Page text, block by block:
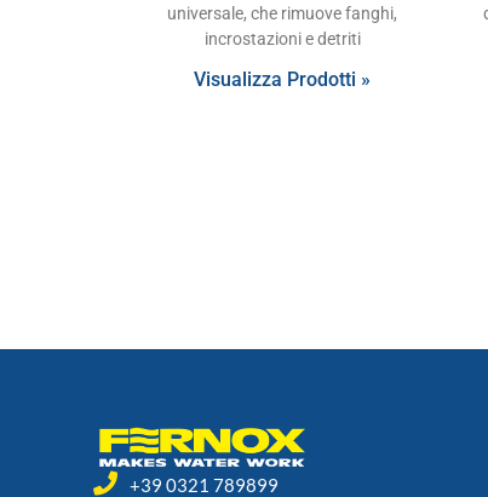
universale, che rimuove fanghi,
incrostazioni e detriti
Visualizza Prodotti »
+39 0321 789899